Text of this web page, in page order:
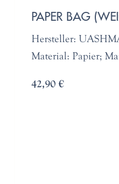
PAPER BAG
Hersteller:
Material: Papier;
42,90 €